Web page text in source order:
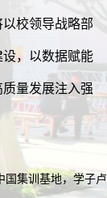
校领导战略部
，以数据赋能
量发展注入强
国集训基地，学子卢